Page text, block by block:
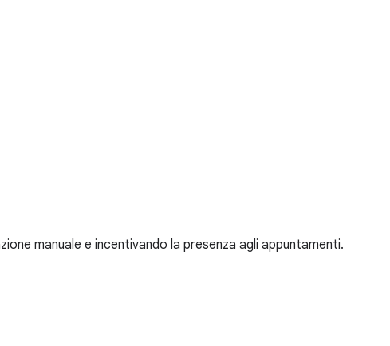
manuale e incentivando la presenza agli appuntamenti.